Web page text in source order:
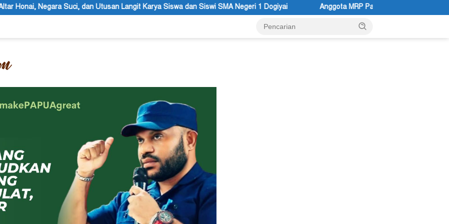
Langit Karya Siswa dan Siswi SMA Negeri 1 Dogiyai Anggota MRP Papua Pegunungan dan Forum Warga Papua Adukan